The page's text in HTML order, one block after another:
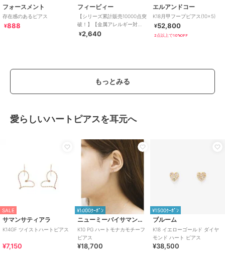
フォースメント
存在感のあるピアス
¥888
フィービィー
【シリーズ累計販売10000点突
破！】【金属アレルギー対
応】ミニフープピアス サー
¥2,640
エルアンドコー
K18月甲フープピアス(10×5)
¥52,800
2点以上で10%OFF
もっとみる
愛らしいハートピアスを耳元へ
SALE
サマンサティアラ
K14GF ツイストハートピアス
¥7,150
¥1000ｸｰﾎﾟﾝ
ニューミーバイサマンサタバサ
K10 PG ハートモナカモチーフ
ピアス
¥18,700
¥1500ｸｰﾎﾟﾝ
ブルーム
K18 イエローゴールド ダイヤ
モンド ハート ピアス
¥38,500